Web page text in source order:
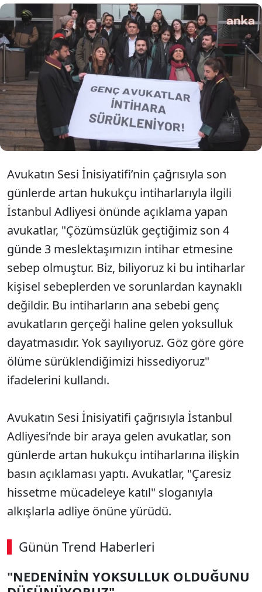
Son olarak savcı adayının ölü bulunmasıyla
gündeme gelen hukukçu intiharlarına ilişkin
olarak İstanbul Adliyesi'nde basın toplantısı
düzenlendi. Yapılan açıklamada avukatların
göz göre göre ölüme sürüklendiği belirtildi.
Avukatın Sesi İnisiyatifi’nin çağrısıyla son
günlerde artan hukukçu intiharlarıyla ilgili
İstanbul Adliyesi önünde açıklama yapan
avukatlar, "Çözümsüzlük geçtiğimiz son 4
günde 3 meslektaşımızın intihar etmesine
sebep olmuştur. Biz, biliyoruz ki bu intiharlar
kişisel sebeplerden ve sorunlardan kaynaklı
değildir. Bu intiharların ana sebebi genç
avukatların gerçeği haline gelen yoksulluk
dayatmasıdır. Yok sayılıyoruz. Göz göre göre
ölüme sürüklendiğimizi hissediyoruz"
ifadelerini kullandı.
Avukatın Sesi İnisiyatifi çağrısıyla İstanbul
Adliyesi’nde bir araya gelen avukatlar, son
günlerde artan hukukçu intiharlarına ilişkin
basın açıklaması yaptı. Avukatlar, "Çaresiz
hissetme mücadeleye katıl" sloganıyla
alkışlarla adliye önüne yürüdü.
Günün Trend Haberleri
00:03 / 09:15
Sesi Aç
"NEDENİNİN YOKSULLUK OLDUĞUNU